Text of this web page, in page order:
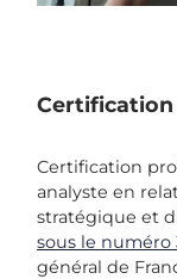
Certification
Certification
analyste en
stratégique et
sous le numéro
général de